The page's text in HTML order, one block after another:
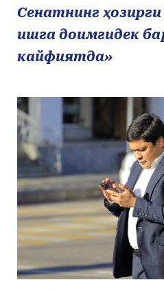
Сенатнинг
ишга доимгидек
кайфиятда»